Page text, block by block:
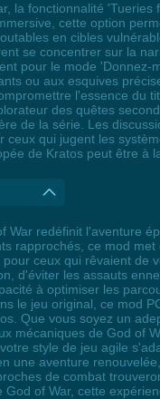
la fonctionnalité
cette option
en cibles
se concentrer sur la
pour le mode
ou aux esquives
l'essence du
des quêtes
de la série. Les
qui jugent les
de Kratos peut être à
War redéfinit l'aventure
rapprochés, ce mod
ceux qui rêvaient de
d'éviter les assauts
à optimiser les
le jeu original, ce mod
Que vous soyez un
mécaniques de God of
style de jeu agile
une aventure
de combat
of War, cette